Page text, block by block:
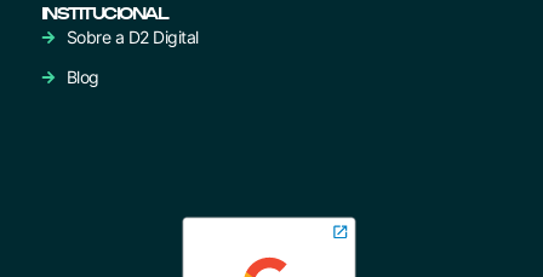
INSTITUCIONAL
Sobre a D2 Digital
Blog